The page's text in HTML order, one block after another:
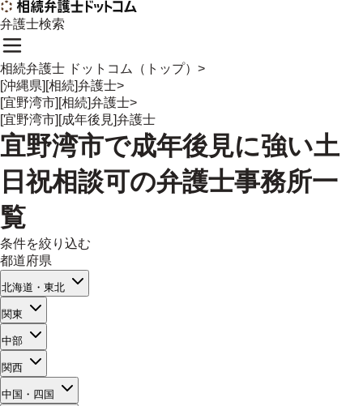
弁護士検索
相続弁護士 ドットコム（トップ） >
[沖縄県][相続]弁護士>
[宜野湾市][相続]弁護士>
[宜野湾市][成年後見]弁護士
宜野湾市で成年後見に強い土
日祝相談可の弁護士事務所一
覧
条件を絞り込む
都道府県
北海道・東北
関東
中部
関西
中国・四国